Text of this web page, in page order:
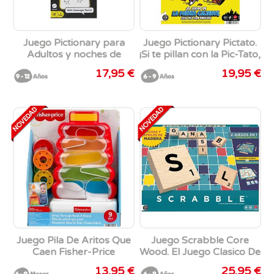
Juego Pictionary para
Adultos y noches de
17,95 €
Juego Pictionary Pictato.
¡Si te pillan con la Pic-Tato,
todostuspuntos!19,95 €
Juego Pila De Aritos Que
Caen Fisher-Price
13,95 €
Juego Scrabble Core
Wood. El Juego Clasico De
25,95 €